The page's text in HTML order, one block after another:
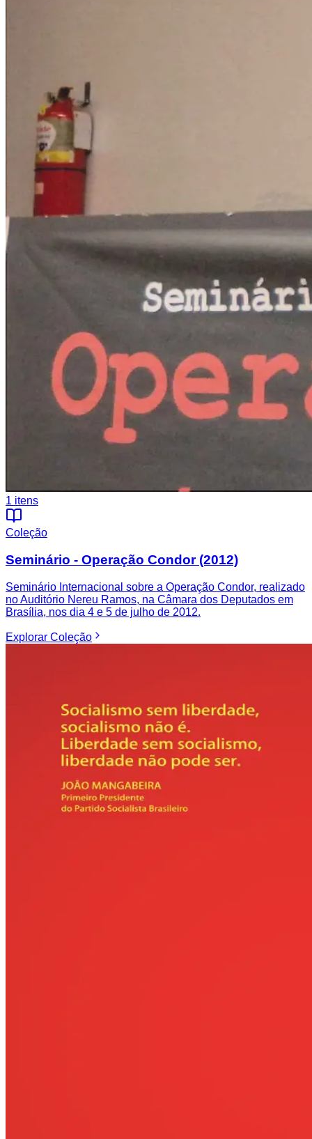
1 itens
Coleção
Seminário - Operação Condor (2012)
Seminário Internacional sobre a Operação Condor, realizado
no Auditório Nereu Ramos, na Câmara dos Deputados em
Brasília, nos dia 4 e 5 de julho de 2012.
Explorar Coleção